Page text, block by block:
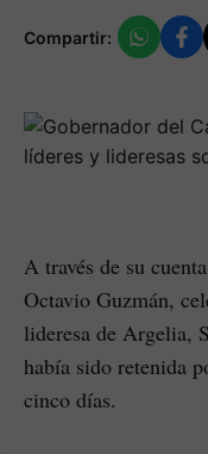
Compartir:
A través de su
Octavio Guzmán,
lideresa de Argelia,
había sido retenida
cinco días.